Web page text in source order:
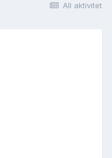
All aktivitet